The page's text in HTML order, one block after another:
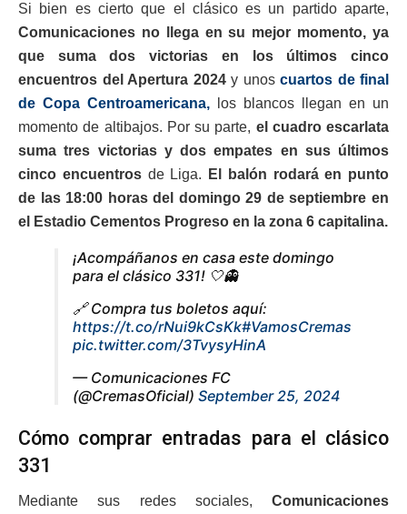
Si bien es cierto que el clásico es un partido aparte,
Comunicaciones no llega en su mejor momento, ya
que suma dos victorias en los últimos cinco
encuentros del Apertura 2024y unos cuartos de final
de Copa Centroamericana,
los blancos llegan en un
momento de altibajos. Por su parte, el cuadro escarlata
suma tres victorias y dos empates en sus últimos
cinco encuentrosde Liga.
El balón rodará en punto
de las 18:00 horas del domingo 29 de septiembre en
el Estadio Cementos Progreso en la zona 6 capitalina.
¡Acompáñanos en casa este domingo
para el clásico 331! 🤍👻
🔗 Compra tus boletos aquí:
https://t.co/rNui9kCsKk#VamosCremas
pic.twitter.com/3TvysyHinA
— Comunicaciones FC
(@CremasOficial) September 25, 2024
Cómo comprar entradas para el clásico
331
Mediante sus redes sociales, Comunicaciones